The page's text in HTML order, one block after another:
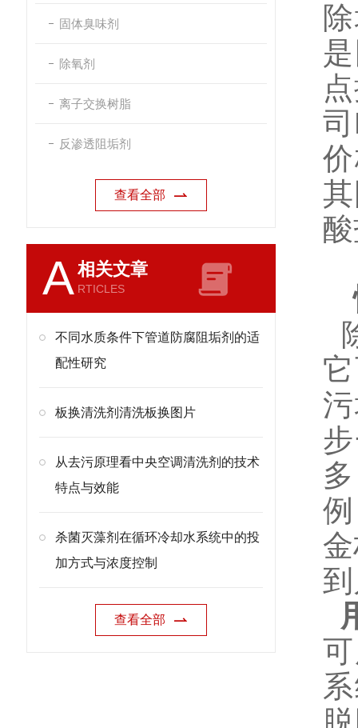
固体臭味剂
除氧剂
离子交换树脂
反渗透阻垢剂
查看全部
A相关文章
RTICLES
不同水质条件下管道防腐阻垢剂的适
配性研究
板换清洗剂清洗板换图片
从去污原理看中央空调清洗剂的技术
特点与效能
杀菌灭藻剂在循环冷却水系统中的投
加方式与浓度控制
查看全部